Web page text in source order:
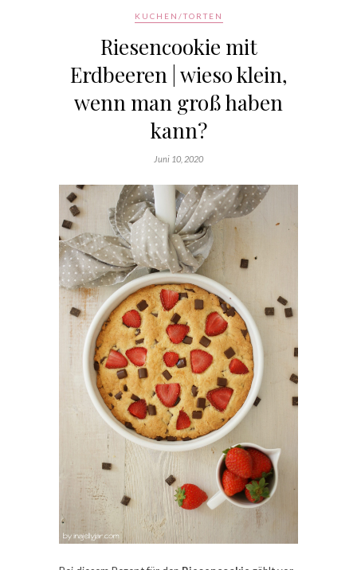
KUCHEN/TORTEN
Riesencookie mit
Erdbeeren | wieso klein,
wenn man groß haben
kann?
Juni 10, 2020